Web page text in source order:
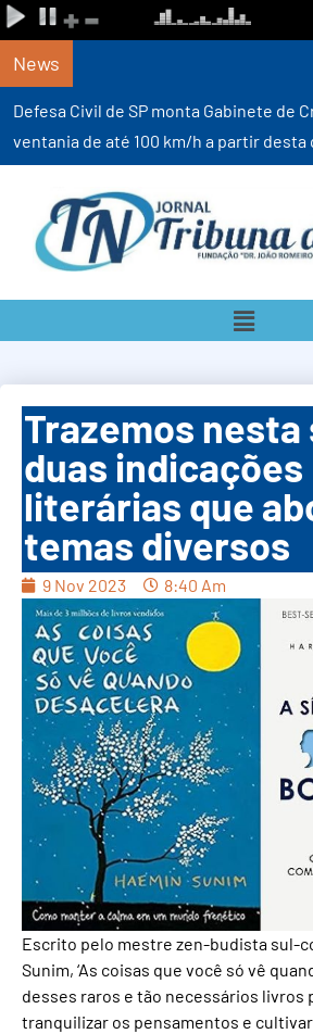
News
Defesa Civil de SP monta Gabinete de
ventania de até 100 km/h a partir desta
Trazemos nesta
duas indicações
literárias que
temas diversos
9 Nov 2023 8:40 Am
Escrito pelo mestre zen-budista sul-
Sunim, ‘As coisas que você só vê
desses raros e tão necessários livros
tranquilizar os pensamentos e cultivar